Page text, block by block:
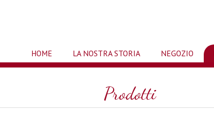
HOME LA NOSTRA STORIA NEGOZIO
Prodotti